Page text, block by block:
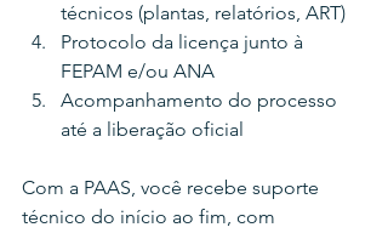
técnicos (plantas, relatórios, ART)
Protocolo da licença junto à
FEPAM e/ou ANA
Acompanhamento do processo
até a liberação oficial
Com a PAAS, você recebe suporte
técnico do início ao fim, com